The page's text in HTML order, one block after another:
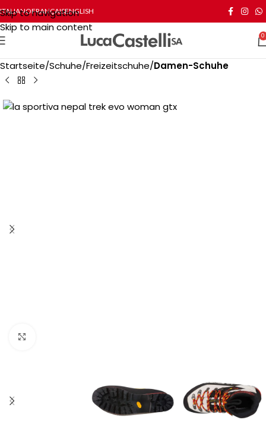
Skip to navigation
Skip to main content
ITALIANOFRANÇAISENGLISH
0
Startseite Schuhe Freizeitschuhe Damen-Schuhe